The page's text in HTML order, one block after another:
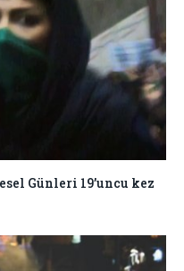
Günleri 19’uncu kez